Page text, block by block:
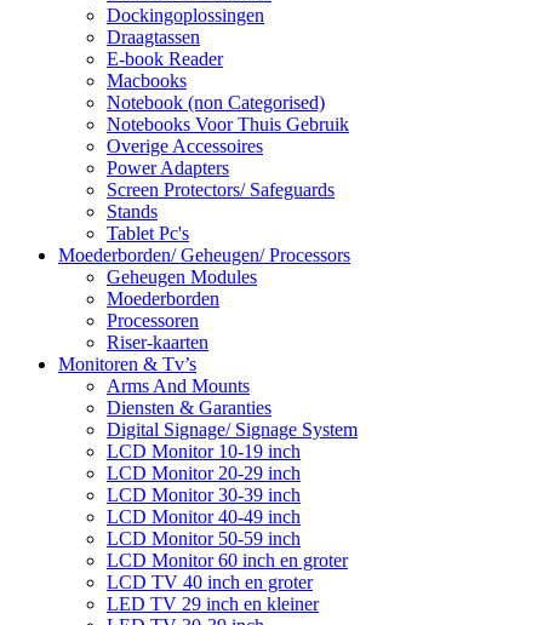
Dockingoplossingen
Draagtassen
E-book Reader
Macbooks
Notebook (non Categorised)
Notebooks Voor Thuis Gebruik
Overige Accessoires
Power Adapters
Screen Protectors/ Safeguards
Stands
Tablet Pc's
Moederborden/ Geheugen/ Processors
Geheugen Modules
Moederborden
Processoren
Riser-kaarten
Monitoren & Tv’s
Arms And Mounts
Diensten & Garanties
Digital Signage/ Signage System
LCD Monitor 10-19 inch
LCD Monitor 20-29 inch
LCD Monitor 30-39 inch
LCD Monitor 40-49 inch
LCD Monitor 50-59 inch
LCD Monitor 60 inch en groter
LCD TV 40 inch en groter
LED TV 29 inch en kleiner